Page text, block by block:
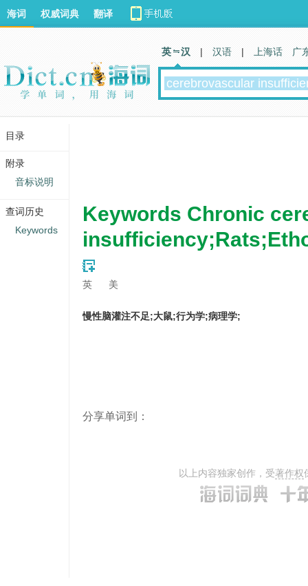
Keywords Chronic
英 美
慢性脑灌注不足;大鼠;行为学;病理学;
分享单词到：
以上内容独家创作，受著作权
海词 权威词典 翻译
英 汉 | 汉语 | 上海话 广
目录
附录
音标说明
查词历史
Keywords